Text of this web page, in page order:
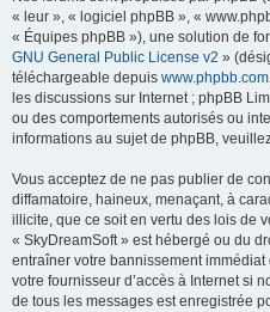
« leur », « logiciel phpBB », «
« Équipes phpBB »), une solution de
GNU General Public License v2 »
téléchargeable depuis www.phpbb.com
les discussions sur Internet ; phpBB
ou des comportements autorisés ou
informations au sujet de phpBB,
Vous acceptez de ne pas publier de
diffamatoire, haineux, menaçant, à
illicite, que ce soit en vertu des lois de
« SkyDreamSoft » est hébergé ou du
entraîner votre bannissement
votre fournisseur d’accès à Internet si
de tous les messages est enregistrée